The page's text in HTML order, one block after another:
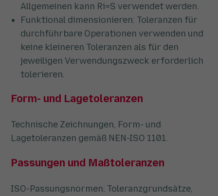
Allgemeinen kann Ri=S verwendet werden.
Funktional dimensionieren: Toleranzen für
durchführbare Operationen verwenden und
keine kleineren Toleranzen als für den
jeweiligen Verwendungszweck erforderlich
tolerieren.
Form- und Lagetoleranzen
Technische Zeichnungen, Form- und
Lagetoleranzen gemäß NEN-ISO 1101.
Passungen und Maßtoleranzen
ISO-Passungsnormen, Toleranzgrundsätze,